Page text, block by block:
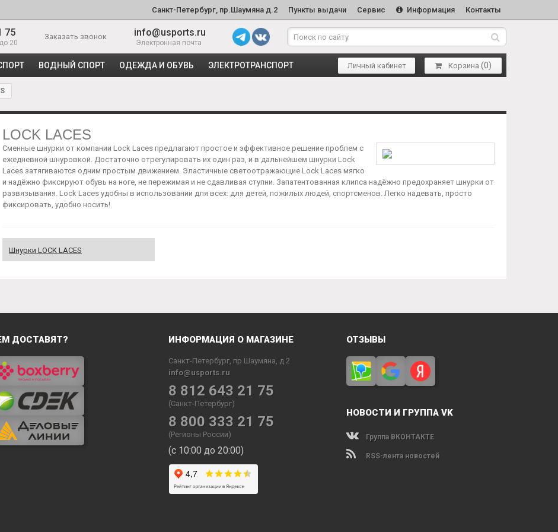
Санкт-Петербург, пр.Шаумяна д.2 Пункты выдачи Сервис Информация Контакты
75
20
Заказать звонок info@usports.ru
Электронная почта
ВОДНЫЙ СПОРТ ОДЕЖДА И ОБУВЬ ЭЛЕКТРОТРАНСПОРТ Личный кабинет Корзина (0)
LOCK LACES
Сменные шнурки от компании Lock Laces предлагают простое и эффективное решение проблем с
ежедневной шнуровкой. Достаточно отрегулировать их один раз, и в дальнейшем шнурки Lock
Laces затягиваются одним простым движением. Эластичные светоотражающие Lock Laces мягко
и надёжно фиксируют обувь на ноге, не пережимая и не сдавливая ступни. Запатентованная клипса надёжно предохраняет шнурки от
развязывания. Lock Laces удобны в использовании для всех: для детей, пожилых людей, спортсменов. Легко надевать, просто
фиксировать, удобно носить!
Шнурки LOCK LACES
ДОСТАВЯТ? ИНФОРМАЦИЯ О МАГАЗИНЕ
Санкт-Петербург, пр.Шаумяна, д.2
info@usports.ru
8 812 643 21 75
(Санкт-Петербург)
8 800 333 21 75
(Регионы России)
(с 10:00 до 20:00)
ОТЗЫВЫ
НОВОСТИ И ГРУППА VK
Группа ВКОНТАКТЕ
RSS-лента новостей